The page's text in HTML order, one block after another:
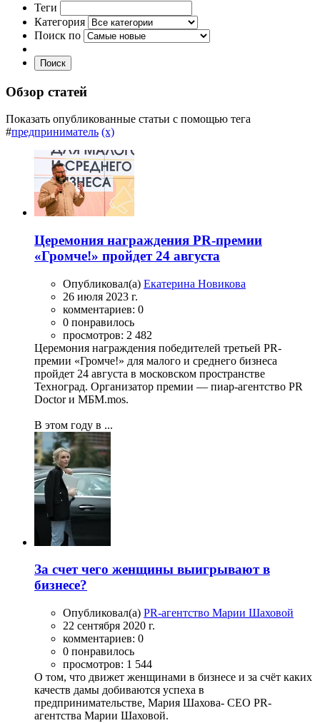
Теги
Категория
Поиск по
Поиск
Обзор статей
Показать опубликованные статьи с помощью тега
#предприниматель (x)
Церемония награждения PR-премии
«Громче!» пройдет 24 августа
Опубликовал(а) Екатерина Новикова
26 июля 2023 г.
комментариев: 0
0 понравилось
просмотров: 2 482
Церемония награждения победителей третьей PR-
премии «Громче!» для малого и среднего бизнеса
пройдет 24 августа в московском пространстве
Техноград. Организатор премии — пиар-агентство PR
Doctor и МБМ.mos.
В этом году в ...
За счет чего женщины выигрывают в
бизнесе?
Опубликовал(а) PR-агентство Марии Шаховой
22 сентября 2020 г.
комментариев: 0
0 понравилось
просмотров: 1 544
О том, что движет женщинами в бизнесе и за счёт каких
качеств дамы добиваются успеха в
предпринимательстве, Мария Шахова- CEO PR-
агентства Марии Шаховой.